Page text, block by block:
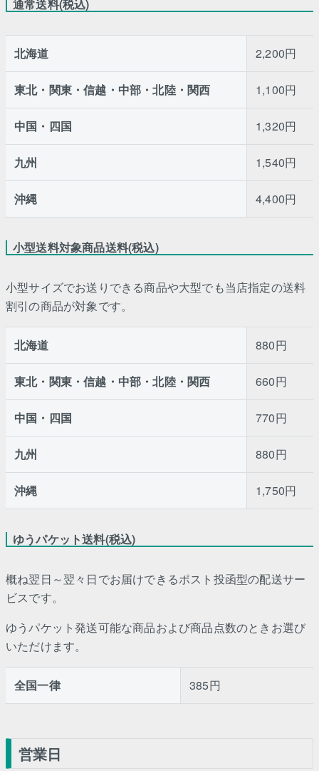
通常送料(税込)
北海道 2,200円
東北・関東・信越・中部・北陸・関西 1,100円
中国・四国 1,320円
九州 1,540円
沖縄 4,400円
小型送料対象商品送料(税込)
小型サイズでお送りできる商品や大型でも当店指定の送料
割引の商品が対象です。
北海道 880円
東北・関東・信越・中部・北陸・関西 660円
中国・四国 770円
九州 880円
沖縄 1,750円
ゆうパケット送料(税込)
概ね翌日～翌々日でお届けできるポスト投函型の配送サー
ビスです。
ゆうパケット発送可能な商品および商品点数のときお選び
いただけます。
全国一律 385円
営業日